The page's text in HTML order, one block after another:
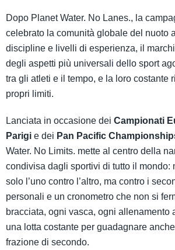
Dopo Planet Water. No Lanes., la
celebrato la comunità globale del nuoto
discipline e livelli di esperienza, il
degli aspetti più universali dello sport
tra gli atleti e il tempo, e la loro costante
propri limiti.
Lanciata in occasione dei Campionati
Parigi e dei Pan Pacific
Water. No Limits. mette al centro della
condivisa dagli sportivi di tutto il mondo:
solo l’uno contro l’altro, ma contro i
personali e un cronometro che non si
bracciata, ogni vasca, ogni allenamento
una lotta costante per guadagnare
frazione di secondo.